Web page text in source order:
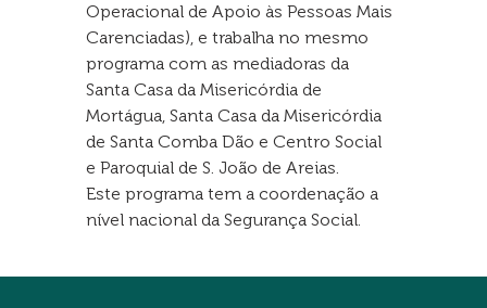
Operacional de Apoio às Pessoas Mais
Carenciadas), e trabalha no mesmo
programa com as mediadoras da
Santa Casa da Misericórdia de
Mortágua, Santa Casa da Misericórdia
de Santa Comba Dão e Centro Social
e Paroquial de S. João de Areias.
Este programa tem a coordenação a
nível nacional da Segurança Social.